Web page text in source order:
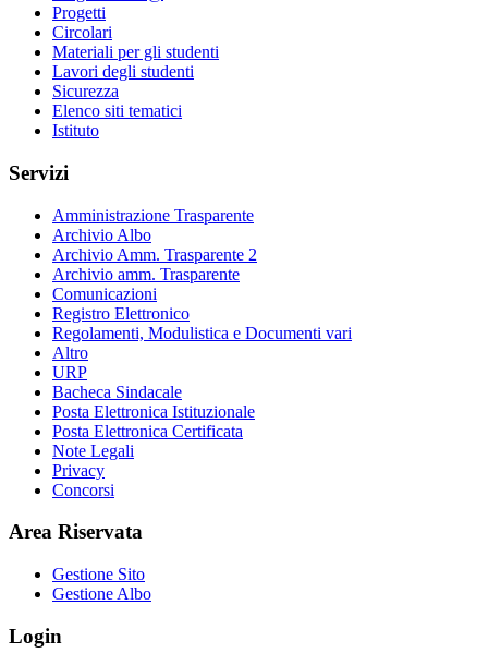
Progetti
Circolari
Materiali per gli studenti
Lavori degli studenti
Sicurezza
Elenco siti tematici
Istituto
Servizi
Amministrazione Trasparente
Archivio Albo
Archivio Amm. Trasparente 2
Archivio amm. Trasparente
Comunicazioni
Registro Elettronico
Regolamenti, Modulistica e Documenti vari
Altro
URP
Bacheca Sindacale
Posta Elettronica Istituzionale
Posta Elettronica Certificata
Note Legali
Privacy
Concorsi
Area Riservata
Gestione Sito
Gestione Albo
Login